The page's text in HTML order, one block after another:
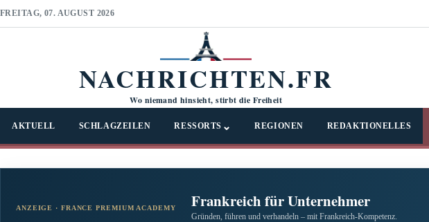
FREITAG, 07. AUGUST 2026
NACHRICHTEN.FR
Wo niemand hinsieht, stirbt die Freiheit
AKTUELL SCHLAGZEILEN RESSORTS ⌄ REGIONEN REDAKTIONELLES
ANZEIGE · FRANCE PREMIUM ACADEMY Frankreich für Unternehmer
Gründen, führen und verhandeln – mit Frankreich-Kompetenz.